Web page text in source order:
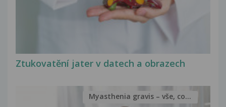
Ztukovatění jater v datech a obrazech
Myasthenia gravis – vše, co...